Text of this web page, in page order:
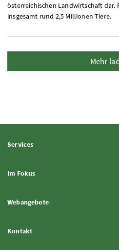
österreichischen Landwirtschaft dar.
insgesamt rund 2,5 Millionen Tiere.
Mehr
ServicesInhalt aufklappen
Im FokusInhalt aufklappen
WebangeboteInhalt aufklappen
KontaktInhalt aufklappen